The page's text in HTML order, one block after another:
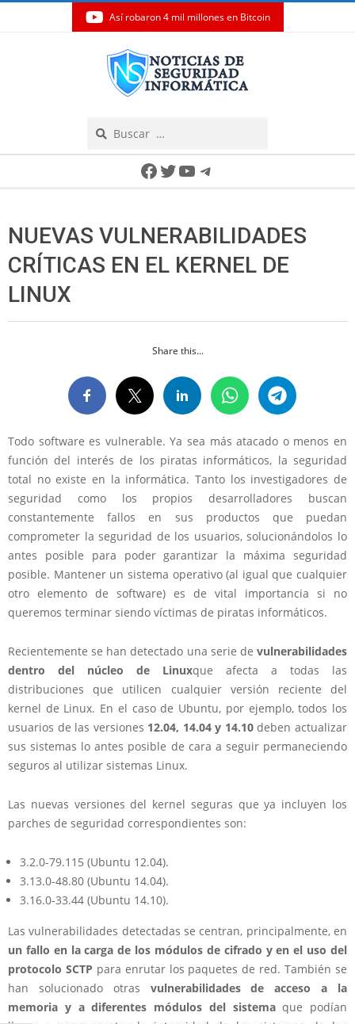
Así robaron 4 mil millones en Bitcoin
Facebook
Twitter
YouTube
Telegram
NUEVAS VULNERABILIDADES
CRÍTICAS EN EL KERNEL DE
LINUX
Share this...
Todo software es vulnerable. Ya sea más atacado o menos en
función del interés de los piratas informáticos, la seguridad
total no existe en la informática. Tanto los investigadores de
seguridad como los propios desarrolladores buscan
constantemente fallos en sus productos que puedan
comprometer la seguridad de los usuarios, solucionándolos lo
antes posible para poder garantizar la máxima seguridad
posible. Mantener un sistema operativo (al igual que cualquier
otro elemento de software) es de vital importancia si no
queremos terminar siendo víctimas de piratas informáticos.
Recientemente se han detectado una serie de vulnerabilidades
dentro del núcleo de Linuxque afecta a todas las
distribuciones que utilicen cualquier versión reciente del
kernel de Linux. En el caso de Ubuntu, por ejemplo, todos los
usuarios de las versiones 12.04, 14.04 y 14.10deben actualizar
sus sistemas lo antes posible de cara a seguir permaneciendo
seguros al utilizar sistemas Linux.
Las nuevas versiones del kernel seguras que ya incluyen los
parches de seguridad correspondientes son:
3.2.0-79.115 (Ubuntu 12.04).
3.13.0-48.80 (Ubuntu 14.04).
3.16.0-33.44 (Ubuntu 14.10).
Las vulnerabilidades detectadas se centran, principalmente, en
un fallo en la carga de los módulos de cifrado y en el uso del
protocolo SCTP para enrutar los paquetes de red. También se
han solucionado otras vulnerabilidades de acceso a la
memoria y a diferentes módulos del sistemaque podían